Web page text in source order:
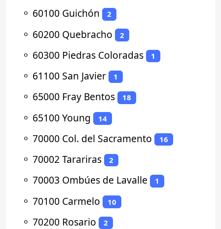
⚬ 60100 Guichón 2
⚬ 60200 Quebracho 2
⚬ 60300 Piedras Coloradas 1
⚬ 61100 San Javier 1
⚬ 65000 Fray Bentos 18
⚬ 65100 Young 14
⚬ 70000 Col. del Sacramento 16
⚬ 70002 Tarariras 2
⚬ 70003 Ombúes de Lavalle 1
⚬ 70100 Carmelo 10
⚬ 70200 Rosario 2